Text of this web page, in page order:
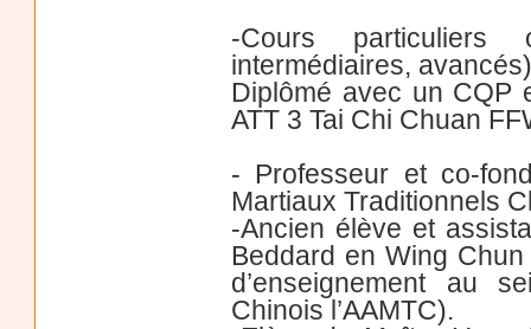
-Cours particuliers
intermédiaires,
Diplômé avec un CQP
ATT 3 Tai Chi Chuan
- Professeur et co-
Martiaux Traditionnels
-Ancien élève et
Beddard en Wing
d’enseignement au
Chinois l’AAMTC).